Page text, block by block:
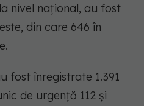
nivel național, au fost
din care 646 în
fost înregistrate 1.391
de urgență 112 și